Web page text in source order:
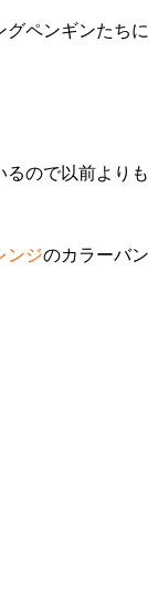
グペンギンたちに
るので以前よりも
ンジのカラーバン